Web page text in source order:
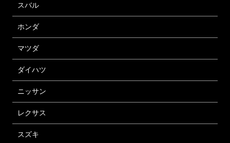
スバル
ホンダ
マツダ
ダイハツ
ニッサン
レクサス
スズキ